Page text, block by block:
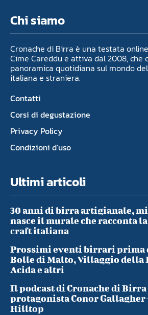
Chi siamo
Cronache di Birra è una testata
Cime Careddu e attiva dal 2008, che
panoramica quotidiana sul mondo
italiana e straniera.
Contatti
Corsi di degustazione
Privacy Policy
Condizioni d’uso
Ultimi articoli
30 anni di birra artigianale,
nasce il murale che racconta
craft italiana
Prossimi eventi birrari prima
Bolle di Malto, Villaggio della
Acida e altri
Il podcast di Cronache di
protagonista Conor
Hilltop